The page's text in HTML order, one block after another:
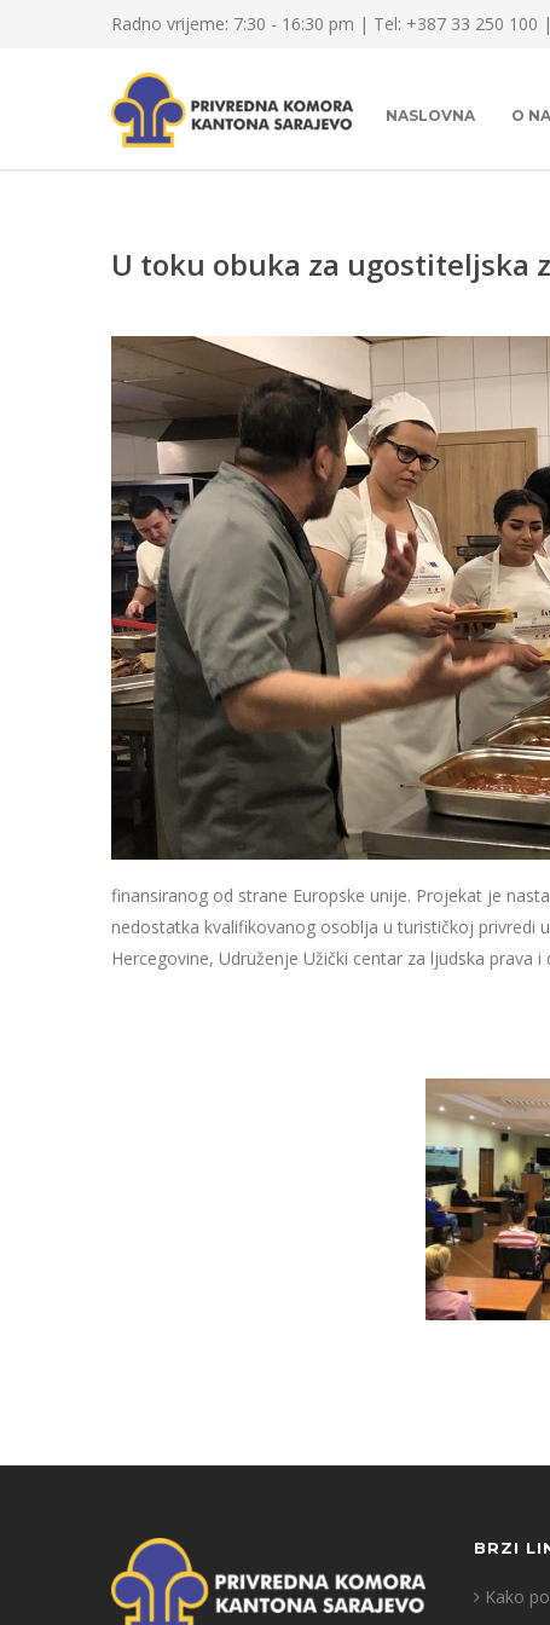
Radno vrijeme: 7:30 - 16:30 pm | Tel: +387 33 250 100 |
NASLOVNA O
U toku obuka za ugostiteljska
finansiranog od strane Europske unije. Projekat je
nedostatka kvalifikovanog osoblja u turističkoj privredi
Hercegovine, Udruženje Užički centar za ljudska prava
BRZI
Kako